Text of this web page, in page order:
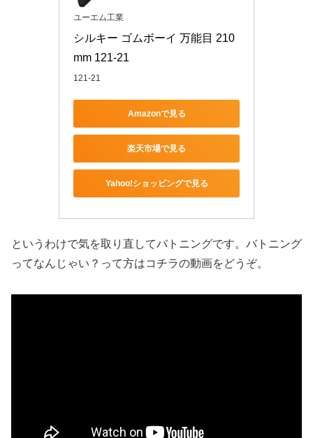
ユーエム工業
シルキー ゴムボーイ 万能目 210
mm 121-21
121-21
Amazonで見る
楽天市場で見る
Yahoo!ショッピングで見る
というわけで気を取り直してバトニングです。バトニング
ってなんじゃい？って方はコチラの動画をどうぞ。